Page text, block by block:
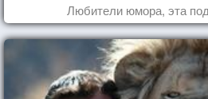
Любители юмора, эта